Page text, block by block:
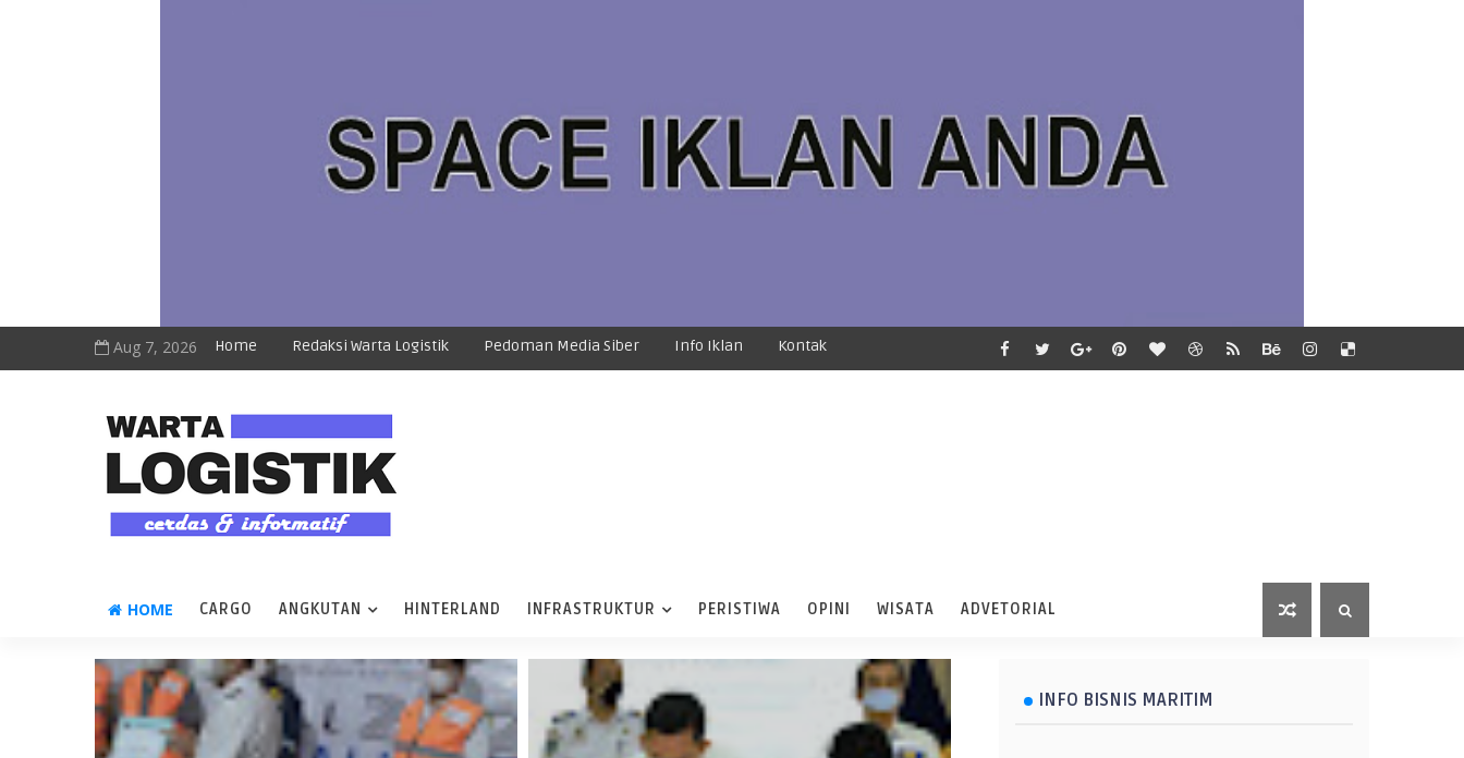
Aug 7, 2026 Home Redaksi Warta Logistik Pedoman Media Siber Info Iklan Kontak
HOME CARGO ANGKUTAN HINTERLAND INFRASTRUKTUR PERISTIWA OPINI WISATA ADVETORIAL
INFO BISNIS MARITIM